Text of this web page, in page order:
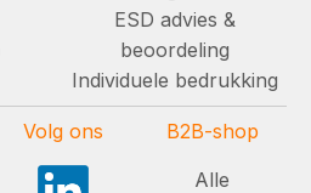
ESD advies &
beoordeling
Individuele bedrukking
Volg ons
B2B-shop
Alle